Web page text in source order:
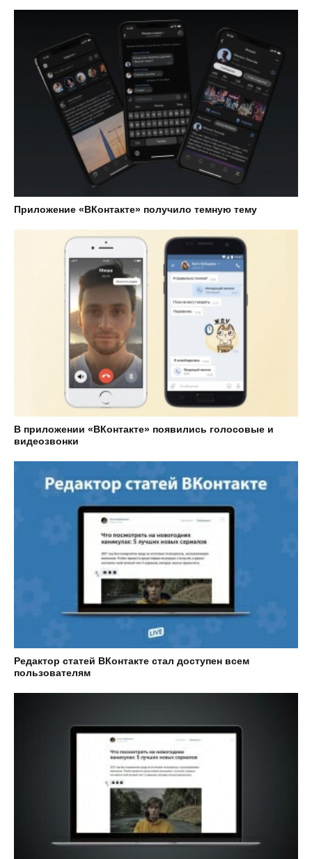
Приложение «ВКонтакте» получило темную тему
В приложении «ВКонтакте» появились голосовые и
видеозвонки
Редактор статей ВКонтакте стал доступен всем
пользователям